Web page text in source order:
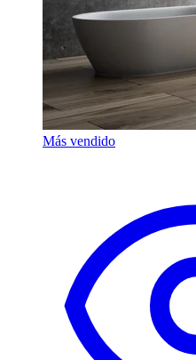
Más vendido